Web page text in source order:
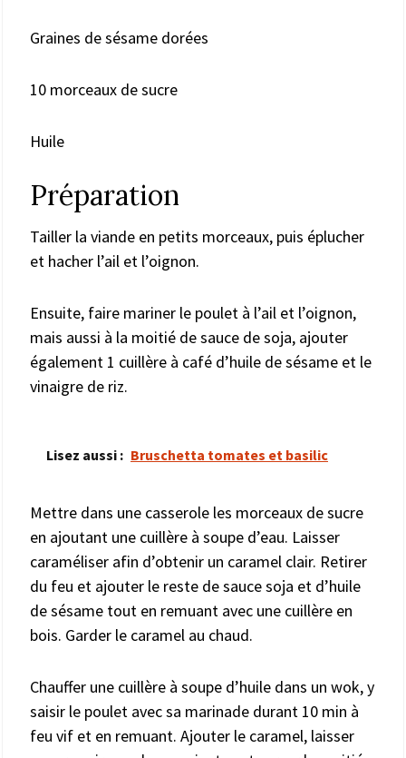
Graines de sésame dorées
10 morceaux de sucre
Huile
Préparation
Tailler la viande en petits morceaux, puis éplucher
et hacher l’ail et l’oignon.
Ensuite, faire mariner le poulet à l’ail et l’oignon,
mais aussi à la moitié de sauce de soja, ajouter
également 1 cuillère à café d’huile de sésame et le
vinaigre de riz.
Lisez aussi : Bruschetta tomates et basilic
Mettre dans une casserole les morceaux de sucre
en ajoutant une cuillère à soupe d’eau. Laisser
caraméliser afin d’obtenir un caramel clair. Retirer
du feu et ajouter le reste de sauce soja et d’huile
de sésame tout en remuant avec une cuillère en
bois. Garder le caramel au chaud.
Chauffer une cuillère à soupe d’huile dans un wok, y
saisir le poulet avec sa marinade durant 10 min à
feu vif et en remuant. Ajouter le caramel, laisser